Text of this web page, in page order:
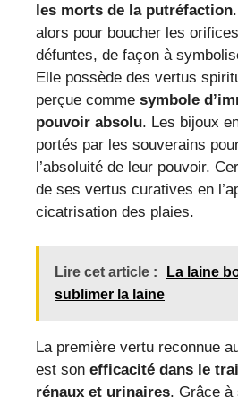
les morts de la putréfaction
alors pour boucher les
défuntes, de façon à
Elle possède des vertus
perçue comme symbole
pouvoir absolu. Les bijoux
portés par les souverains
l’absoluité de leur pouvoir.
de ses vertus curatives en
cicatrisation des plaies.
Lire cet article :
La laine
sublimer la laine
La première vertu reconnue
est son efficacité dans le
rénaux et urinaires. Grâce à